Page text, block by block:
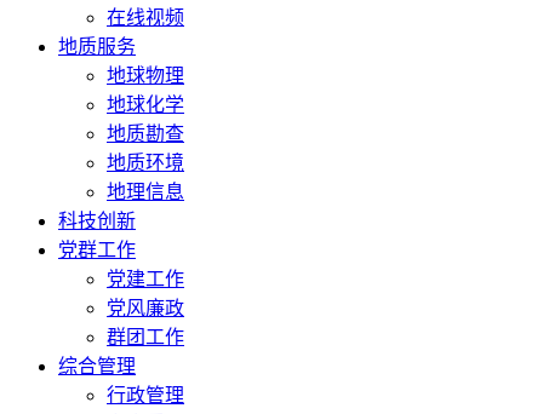
在线视频
地质服务
地球物理
地球化学
地质勘查
地质环境
地理信息
科技创新
党群工作
党建工作
党风廉政
群团工作
综合管理
行政管理